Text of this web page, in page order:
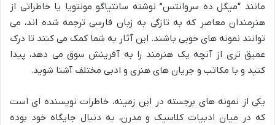
مانند “میگل ده سروانتس” نوشته سانتیاگو مونتویا یا خاطراتی از
هنرمندان معاصر که به تازگی به زبان فارسی ترجمه شده اند، می
توانند نمونه های خوبی باشند. این آثار به شما کمک می کنند تا درک
عمیق تری از آنچه یک هنرمند را به آفرینش سوق می دهد، پیدا
کنید و با مکاتب و جریان های هنری و ادبی مختلف آشنا شوید.
یکی از نمونه های برجسته در این زمینه، خاطرات نویسنده ای است
که در میان ادبیات کلاسیک و مدرن، به دنبال جایگاه خود بوده